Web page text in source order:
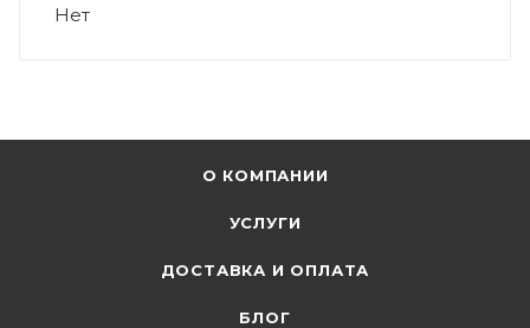
Нет
О КОМПАНИИ
УСЛУГИ
ДОСТАВКА И ОПЛАТА
БЛОГ